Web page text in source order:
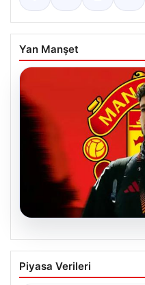
Yan Manşet
07.08.2026
Manchester
Altay Bayındır’ın
Piyasa Verileri